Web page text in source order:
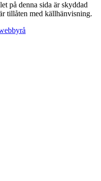
på denna sida är skyddad
tillåten med källhänvisning.